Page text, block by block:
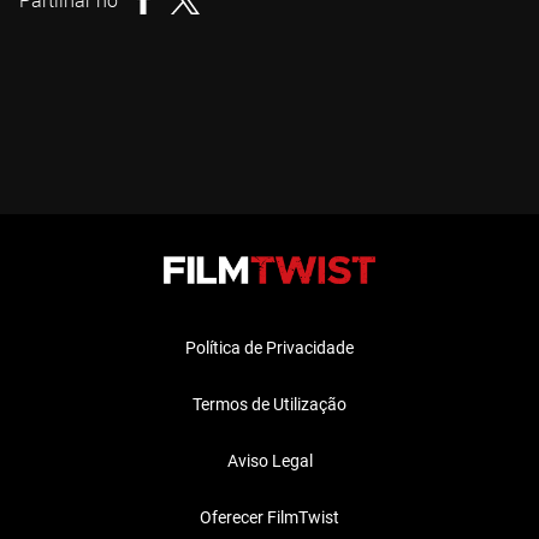
Política de Privacidade
Termos de Utilização
Aviso Legal
Oferecer FilmTwist